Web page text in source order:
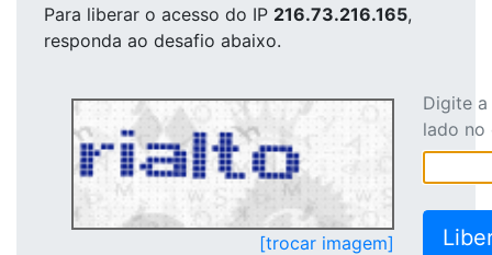
Para liberar o acesso do IP 216.73.216.165,
responda ao desafio abaixo.
[trocar imagem]
Digite
lado no